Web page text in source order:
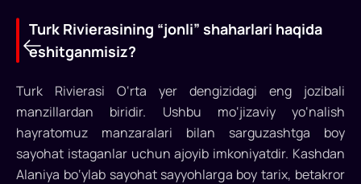
Turk
Rivierasining
Turk Rivierasining “jonli” shaharlari haqida
eshitganmisiz?
Turk Rivierasi O‘rta yer dengizidagi eng jozibali
manzillardan biridir. Ushbu mo‘jizaviy yo‘nalish
hayratomuz manzaralari bilan sarguzashtga boy
sayohat istaganlar uchun ajoyib imkoniyatdir. Kashdan
Alaniya bo‘ylab sayohat sayyohlarga boy tarix, betakror